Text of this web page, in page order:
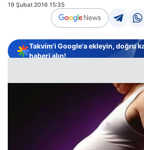
19 Şubat 2016 15:35
Takvim'i Google'a ekleyin, doğru
haberi alın!